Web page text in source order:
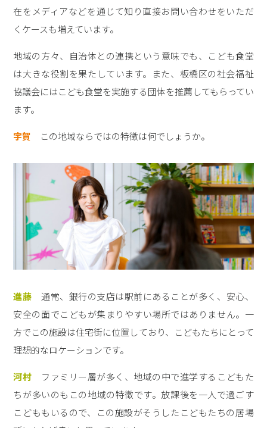
在をメディアなどを通じて知り直接お問い合わせをいただ
くケースも増えています。
地域の方々、自治体との連携という意味でも、こども食堂
は大きな役割を果たしています。また、板橋区の社会福祉
協議会にはこども食堂を実施する団体を推薦してもらってい
ます。
宇賀 この地域ならではの特徴は何でしょうか。
進藤 通常、銀行の支店は駅前にあることが多く、安心、
安全の面でこどもが集まりやすい場所ではありません。一
方でこの施設は住宅街に位置しており、こどもたちにとって
理想的なロケーションです。
河村 ファミリー層が多く、地域の中で進学するこどもた
ちが多いのもこの地域の特徴です。放課後を一人で過ごす
こどももいるので、この施設がそうしたこどもたちの居場